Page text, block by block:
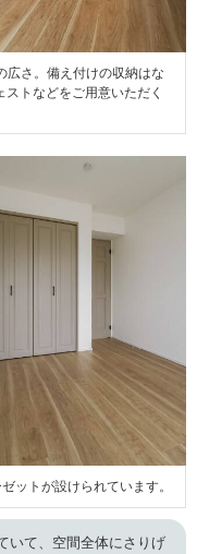
広さ。備え付けの収納はな
トなどをご用意いただく
ットが設けられています。
いて、空間全体にさりげ